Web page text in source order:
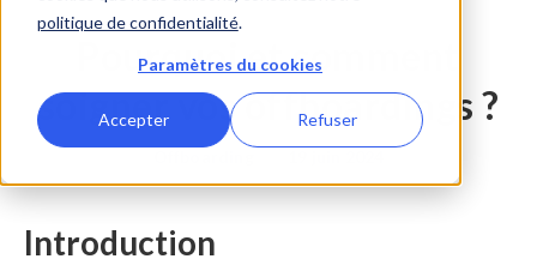
politique de confidentialité.
Paramètres du cookies
Accepter Refuser
Pourquoi et comment
soigner vos offboardings ?
Introduction